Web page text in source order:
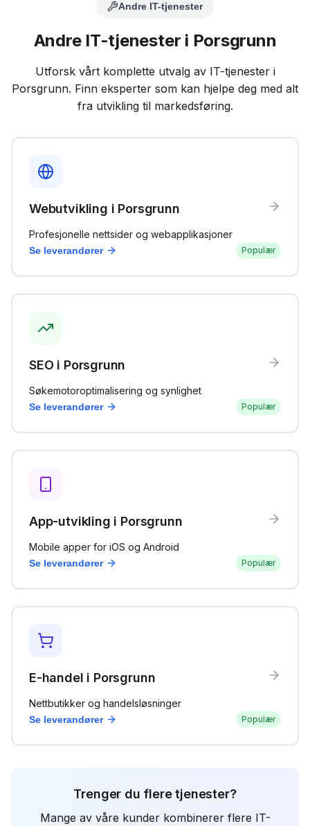
Andre IT-tjenester
Andre IT-tjenester i Porsgrunn
Utforsk vårt komplette utvalg av IT-tjenester i
Porsgrunn. Finn eksperter som kan hjelpe deg med alt
fra utvikling til markedsføring.
Webutvikling i Porsgrunn
Profesjonelle nettsider og webapplikasjoner
Se leverandører Populær
SEO i Porsgrunn
Søkemotoroptimalisering og synlighet
Se leverandører Populær
App-utvikling i Porsgrunn
Mobile apper for iOS og Android
Se leverandører Populær
E-handel i Porsgrunn
Nettbutikker og handelsløsninger
Se leverandører Populær
Trenger du flere tjenester?
Mange av våre kunder kombinerer flere IT-